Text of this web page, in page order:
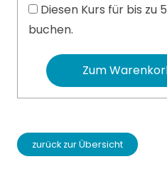
Diesen Kurs für bis zu
buchen.
Zum
zurück zur Übersicht